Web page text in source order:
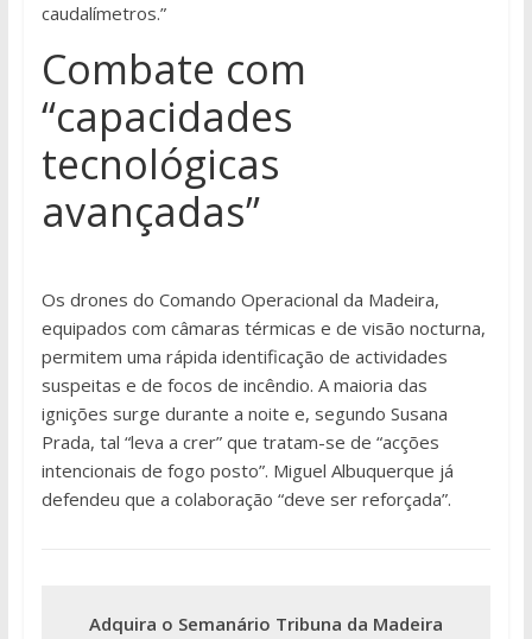
caudalímetros.”
Combate com
“capacidades
tecnológicas
avançadas”
Os drones do Comando Operacional da Madeira,
equipados com câmaras térmicas e de visão nocturna,
permitem uma rápida identificação de actividades
suspeitas e de focos de incêndio. A maioria das
ignições surge durante a noite e, segundo Susana
Prada, tal “leva a crer” que tratam-se de “acções
intencionais de fogo posto”. Miguel Albuquerque já
defendeu que a colaboração “deve ser reforçada”.
Adquira o Semanário Tribuna da Madeira